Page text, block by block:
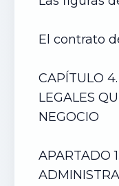
El contrato
CAPÍTULO
LEGALES
NEGOCIO
APARTADO